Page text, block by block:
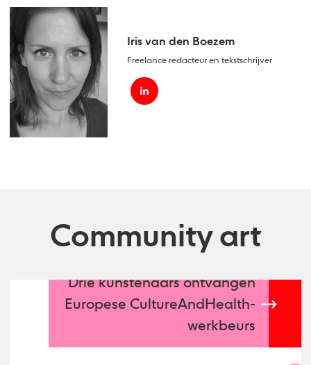
Iris van den Boezem
Freelance redacteur en tekstschrijver
Community art
Drie kunstenaars ontvangen
Europese CultureAndHealth-
werkbeurs